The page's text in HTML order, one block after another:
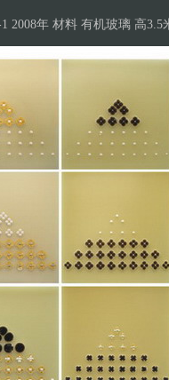
2008年 材料 有机玻璃 高3.5